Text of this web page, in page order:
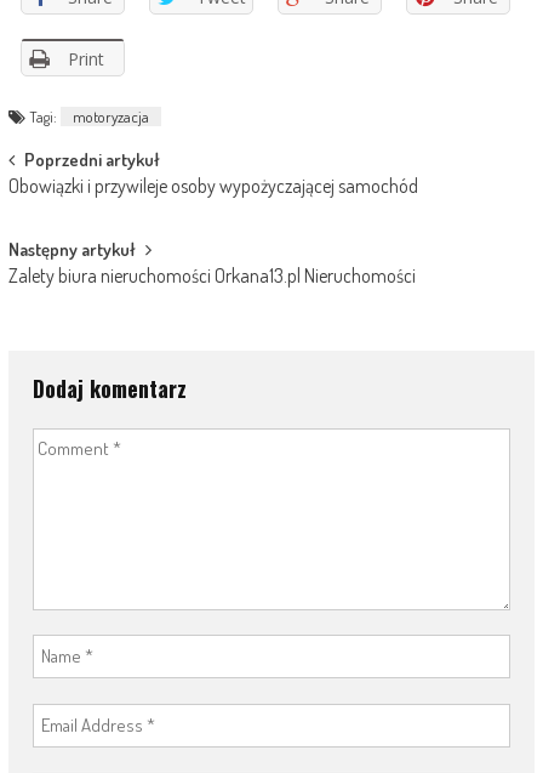
Print
Tagi: motoryzacja
Post
navigation
Poprzedni artykuł
Obowiązki i przywileje osoby wypożyczającej samochód
Następny artykuł
Zalety biura nieruchomości Orkana13.pl Nieruchomości
Dodaj komentarz